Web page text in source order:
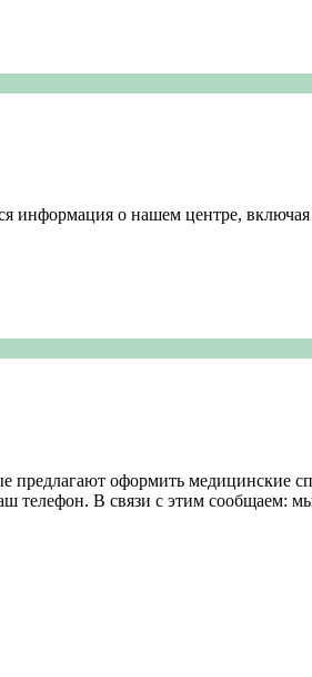
информация о нашем центре,
предлагают оформить медицинские
телефон. В связи с этим сообщаем: